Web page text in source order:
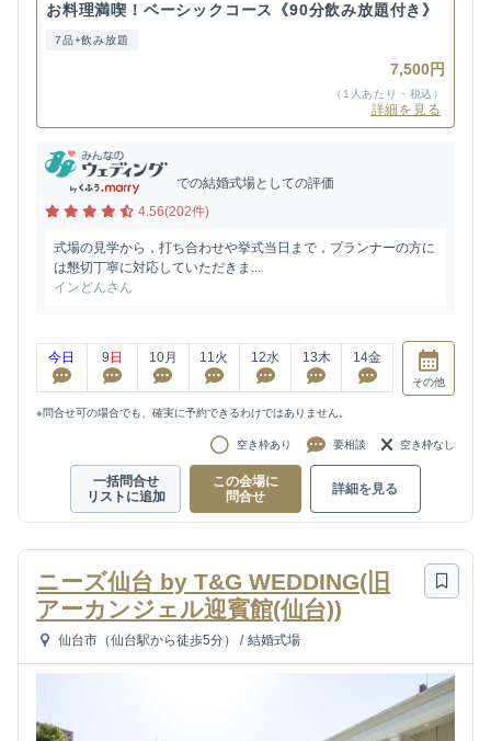
お料理満喫！ベーシックコース《90分飲み放題付き》
7品+飲み放題
7,500円
（1人あたり・税込）
詳細を見る
での結婚式場としての評価
4.56(202件)
式場の見学から，打ち合わせや挙式当日まで，プランナーの方に
は懇切丁寧に対応していただきま...
インどんさん
今日 9 日 10月 11火 12水 13木 14金
その他
※問合せ可の場合でも、確実に予約できるわけではありません。
空き枠あり 要相談 空き枠なし
一括問合せ
リストに追加
この会場に
問合せ
詳細を見る
ニーズ仙台 by T&G WEDDING(旧
アーカンジェル迎賓館(仙台))
仙台市（仙台駅から徒歩5分） / 結婚式場